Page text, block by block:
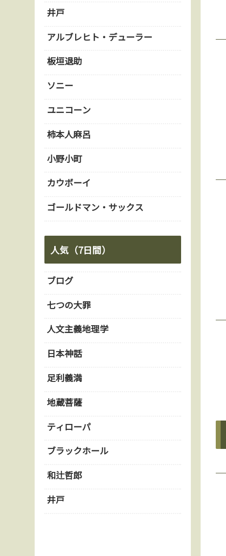
井戸
アルブレヒト・デューラー
板垣退助
ソニー
ユニコーン
柿本人麻呂
小野小町
カウボーイ
ゴールドマン・サックス
人気（7日間）
ブログ
七つの大罪
人文主義地理学
日本神話
足利義満
地蔵菩薩
ティローパ
ブラックホール
和辻哲郎
井戸